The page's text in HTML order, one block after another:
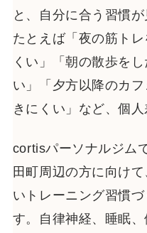
と、自分に合う習慣
たとえば「夜の筋ト
くい」「朝の散歩を
い」「夕方以降のカ
きにくい」など、個
cortisパーソナルジム
田町周辺の方に向け
いトレーニング習慣
す。自律神経、睡眠